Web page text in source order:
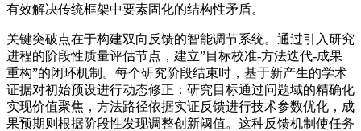
有效解决传统框架中要素固化的结构性矛盾。
关键突破点在于构建双向反馈的智能调节系统。通过引入研究
进程的阶段性质量评估节点，建立”目标校准-方法迭代-成果
重构”的闭环机制。每个研究阶段结束时，基于新产生的学术
证据对初始预设进行动态修正：研究目标通过问题域的精确化
实现价值聚焦，方法路径依据实证反馈进行技术参数优化，成
果预期则根据阶段性发现调整创新阈值。这种反馈机制使任务